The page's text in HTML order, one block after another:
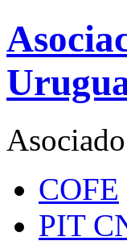
COFE
PIT